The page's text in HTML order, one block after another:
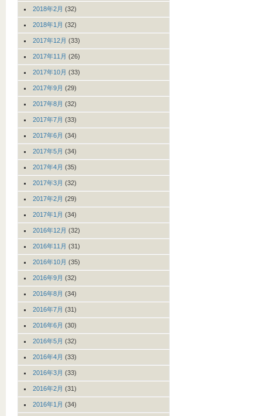
2018年2月 (32)
2018年1月 (32)
2017年12月 (33)
2017年11月 (26)
2017年10月 (33)
2017年9月 (29)
2017年8月 (32)
2017年7月 (33)
2017年6月 (34)
2017年5月 (34)
2017年4月 (35)
2017年3月 (32)
2017年2月 (29)
2017年1月 (34)
2016年12月 (32)
2016年11月 (31)
2016年10月 (35)
2016年9月 (32)
2016年8月 (34)
2016年7月 (31)
2016年6月 (30)
2016年5月 (32)
2016年4月 (33)
2016年3月 (33)
2016年2月 (31)
2016年1月 (34)